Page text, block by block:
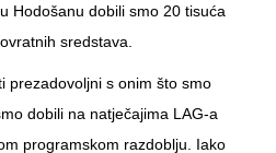
Hodošanu dobili smo 20 tisuća
sredstava.
prezadovoljni s onim što smo
dobili na natječajima LAG-a
programskom razdoblju. Iako